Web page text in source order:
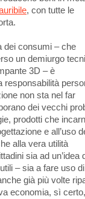
, con tutte le
dei consumi – che
un demiurgo
3D – è
responsabilità
non sta nel far
dei vecchi
prodotti che
e all’uso
alla vera utilità
sia ad un’idea
– sia a fare uso di
già più volte
economia, sì certo,